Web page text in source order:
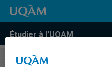
Étudier à l'UQAM
COURS//